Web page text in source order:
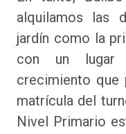
alquilamos las
jardín como la
con un lugar
crecimiento que
matrícula del
Nivel Primario